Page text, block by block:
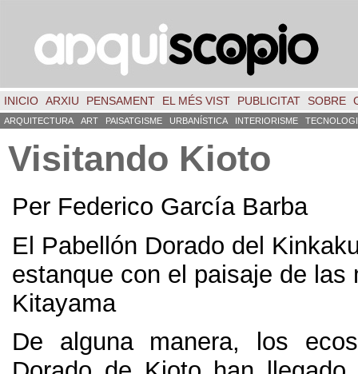
INICIO ARXIU PENSAMENT EL MÉS VIST PUBLICITAT SOBRE
ARQUITECTURA ART PAISATGISME URBANÍSTICA INTERIORISME
Visitando Kioto
Per Federico García Barba
El Pabellón Dorado del
estanque con el paisaje de las
Kitayama
De alguna manera,
los